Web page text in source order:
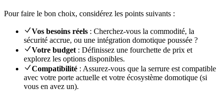
Pour faire le bon choix, considérez les points suivants :
Vos besoins réels : Cherchez-vous la commodité, la
sécurité accrue, ou une intégration domotique poussée ?
Votre budget : Définissez une fourchette de prix et
explorez les options disponibles.
Compatibilité : Assurez-vous que la serrure est compatible
avec votre porte actuelle et votre écosystème domotique (si
vous en avez un).